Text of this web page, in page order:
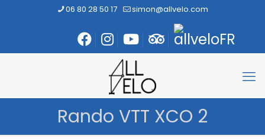
06 80 28 50 17 simon@allvelo.com
Rando VTT XCO 2